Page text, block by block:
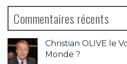
Commentaires récents
Christian OLIVE le
Monde ?